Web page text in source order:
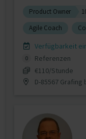
Product Owner
Agile Coach
Verfügbarkeit
0
Referenzen
€110/Stunde
D-85567 Grafing